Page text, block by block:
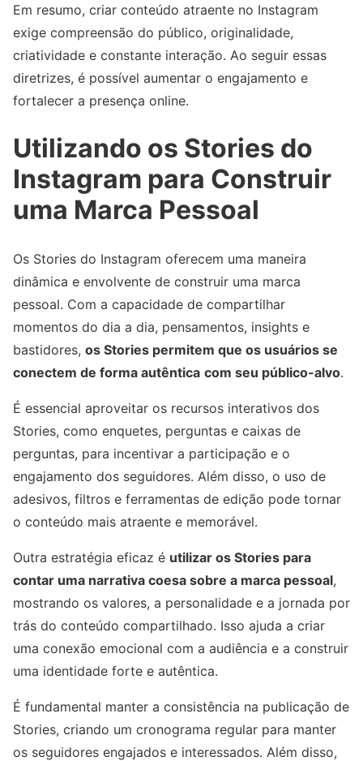
Em resumo, criar conteúdo atraente no Instagram
exige compreensão do público, originalidade,
criatividade e constante interação. Ao seguir essas
diretrizes, é possível aumentar o engajamento e
fortalecer a presença online.
Utilizando os Stories do
Instagram para Construir
uma Marca Pessoal
Os Stories do Instagram oferecem uma maneira
dinâmica e envolvente de construir uma marca
pessoal. Com a capacidade de compartilhar
momentos do dia a dia, pensamentos, insights e
bastidores, os Stories permitem que os usuários se
conectem de forma autêntica com seu público-alvo.
É essencial aproveitar os recursos interativos dos
Stories, como enquetes, perguntas e caixas de
perguntas, para incentivar a participação e o
engajamento dos seguidores. Além disso, o uso de
adesivos, filtros e ferramentas de edição pode tornar
o conteúdo mais atraente e memorável.
Outra estratégia eficaz é utilizar os Stories para
contar uma narrativa coesa sobre a marca pessoal,
mostrando os valores, a personalidade e a jornada por
trás do conteúdo compartilhado. Isso ajuda a criar
uma conexão emocional com a audiência e a construir
uma identidade forte e autêntica.
É fundamental manter a consistência na publicação de
Stories, criando um cronograma regular para manter
os seguidores engajados e interessados. Além disso,